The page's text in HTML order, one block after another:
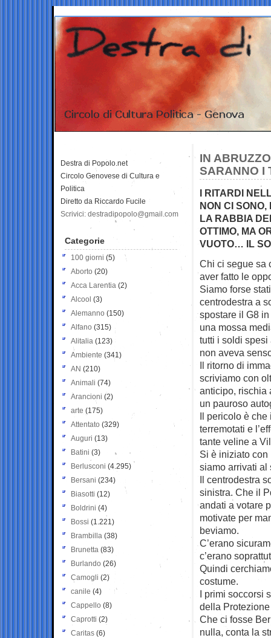
IN
SARANNO I
I RITARDI
NON CI
LA RABBIA
OTTIMO, MA
VUOTO… IL
Chi ci segue sa
aver fatto le
Siamo forse
centrodestra a
spostare il G8
una mossa
tutti i soldi
non aveva
Il ritorno di
scriviamo con
anticipo, rischia
un pauroso
Il pericolo è
terremotati e
tante veline a
Si è iniziato con
siamo arrivati al
Il centrodestra
sinistra. Che il
andati a votare
motivate per
beviamo.
C’erano
c’erano
Quindi
costume.
I primi soccorsi
della
Che ci fosse
nulla, conta la
Destra di Popolo.net
Circolo Genovese di Cultura e
Politica
Diretto da Riccardo Fucile
Scrivici: destradipopolo@gmail.com
Categorie
100 giorni (5)
Aborto (20)
Acca Larentia (2)
Alcool (3)
Alemanno (150)
Alfano (315)
Alitalia (123)
Ambiente (341)
AN (210)
Animali (74)
Arancioni (2)
arte (175)
Attentato (329)
Auguri (13)
Batini (3)
Berlusconi (4.295)
Bersani (234)
Biasotti (12)
Boldrini (4)
Bossi (1.221)
Brambilla (38)
Brunetta (83)
Burlando (26)
Camogli (2)
canile (4)
Cappello (8)
Caprotti (2)
Caritas (6)